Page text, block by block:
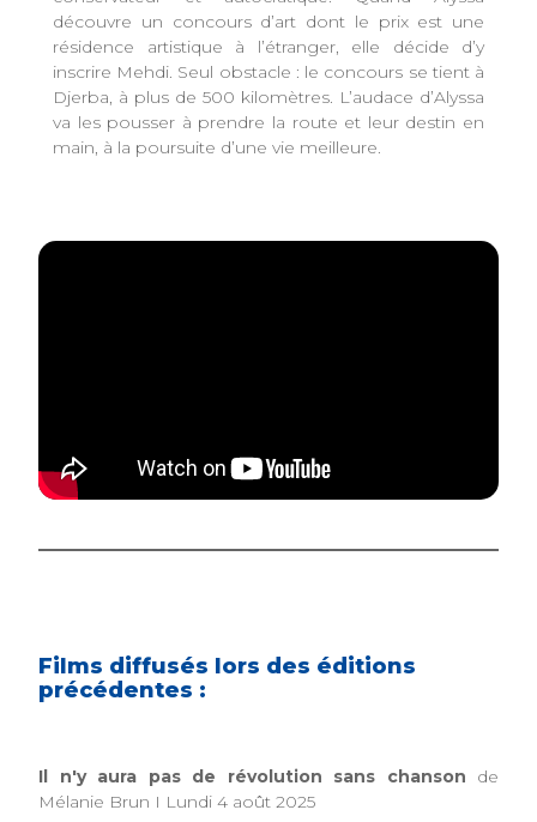
découvre un concours d’art dont le prix est une
résidence artistique à l’étranger, elle décide d’y
inscrire Mehdi. Seul obstacle : le concours se tient à
Djerba, à plus de 500 kilomètres. L’audace d’Alyssa
va les pousser à prendre la route et leur destin en
main, à la poursuite d’une vie meilleure.
Films diffusés lors des éditions
précédentes :
Il n'y aura pas de révolution sans chanson de
Mélanie Brun I Lundi 4 août 2025